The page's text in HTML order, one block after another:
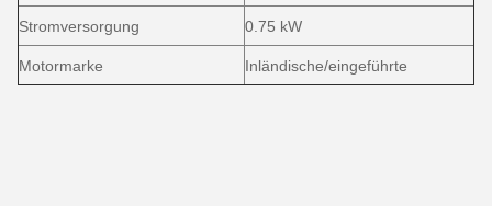
Stromversorgung 0.75 kW
Motormarke Inländische/eingeführte